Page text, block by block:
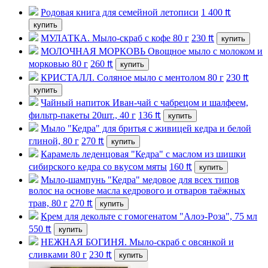
Родовая книга для семейной летописи 1 400 ₶
купить
МУЛАТКА. Мыло-скраб с кофе 80 г 230 ₶ купить
МОЛОЧНАЯ МОРКОВЬ Овощное мыло с молоком и
морковью 80 г 260 ₶ купить
КРИСТАЛЛ. Соляное мыло с ментолом 80 г 230 ₶
купить
Чайный напиток Иван-чай с чабрецом и шалфеем,
фильтр-пакеты 20шт., 40 г 136 ₶ купить
Мыло "Кедра" для бритья с живицей кедра и белой
глиной, 80 г 270 ₶ купить
Карамель леденцовая "Кедра" с маслом из шишки
сибирского кедра со вкусом мяты 160 ₶ купить
Мыло-шампунь "Кедра" медовое для всех типов
волос на основе масла кедрового и отваров таёжных
трав, 80 г 270 ₶ купить
Крем для декольте с гомогенатом "Алоэ-Роза", 75 мл
550 ₶ купить
НЕЖНАЯ БОГИНЯ. Мыло-скраб с овсянкой и
сливками 80 г 230 ₶ купить